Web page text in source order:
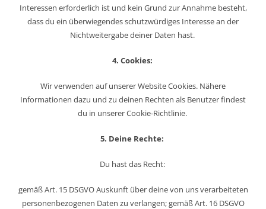
Interessen erforderlich ist und kein Grund zur Annahme besteht,
dass du ein überwiegendes schutzwürdiges Interesse an der
Nichtweitergabe deiner Daten hast.
4. Cookies:
Wir verwenden auf unserer Website Cookies. Nähere
Informationen dazu und zu deinen Rechten als Benutzer findest
du in unserer Cookie-Richtlinie.
5. Deine Rechte:
Du hast das Recht:
gemäß Art. 15 DSGVO Auskunft über deine von uns verarbeiteten
personenbezogenen Daten zu verlangen; gemäß Art. 16 DSGVO